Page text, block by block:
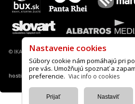
© IKAR a. s., 2013-2022 |Nastavenie cookies
hosting